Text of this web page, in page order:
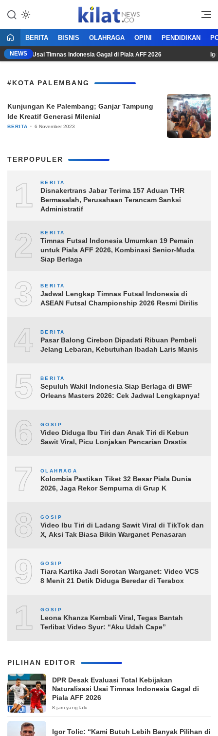
KilatNews.co
Mencerdaskan Anak Bangsa
BERITA BISNIS OLAHRAGA OPINI PENDIDIKAN
NEWSUsai Timnas Indonesia Gagal di Piala AFF 2026
#KOTA PALEMBANG
Kunjungan Ke Palembang; Ganjar Tampung
Ide Kreatif Generasi Milenial
BERITA 6 November 2023
TERPOPULER
1 BERITA
Disnakertrans Jabar Terima 157 Aduan THR
Bermasalah, Perusahaan Terancam Sanksi
Administratif
2 BERITA
Timnas Futsal Indonesia Umumkan 19 Pemain
untuk Piala AFF 2026, Kombinasi Senior-Muda
Siap Berlaga
3 BERITA
Jadwal Lengkap Timnas Futsal Indonesia di
ASEAN Futsal Championship 2026 Resmi Dirilis
4 BERITA
Pasar Balong Cirebon Dipadati Ribuan Pembeli
Jelang Lebaran, Kebutuhan Ibadah Laris Manis
5 BERITA
Sepuluh Wakil Indonesia Siap Berlaga di BWF
Orleans Masters 2026: Cek Jadwal Lengkapnya!
6 GOSIP
Video Diduga Ibu Tiri dan Anak Tiri di Kebun
Sawit Viral, Picu Lonjakan Pencarian Drastis
7 OLAHRAGA
Kolombia Pastikan Tiket 32 Besar Piala Dunia
2026, Jaga Rekor Sempurna di Grup K
8 GOSIP
Video Ibu Tiri di Ladang Sawit Viral di TikTok dan
X, Aksi Tak Biasa Bikin Warganet Penasaran
9 GOSIP
Tiara Kartika Jadi Sorotan Warganet: Video VCS
8 Menit 21 Detik Diduga Beredar di Terabox
10
GOSIP
Leona Khanza Kembali Viral, Tegas Bantah
Terlibat Video Syur: “Aku Udah Cape”
PILIHAN EDITOR
DPR Desak Evaluasi Total Kebijakan
Naturalisasi Usai Timnas Indonesia Gagal di
Piala AFF 2026
8 jam yang lalu
Igor Tolic: “Kami Butuh Lebih Banyak Pilihan di